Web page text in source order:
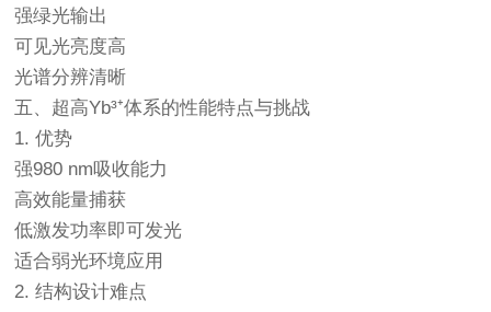
强绿光输出
可见光亮度高
光谱分辨清晰
五、超高Yb³⁺体系的性能特点与挑战
1. 优势
强980 nm吸收能力
高效能量捕获
低激发功率即可发光
适合弱光环境应用
2. 结构设计难点